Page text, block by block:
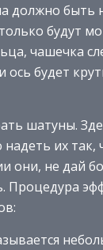
должно быть
будут
чашечка
ось будет
шатуны.
их так,
они, не дай
Процедура